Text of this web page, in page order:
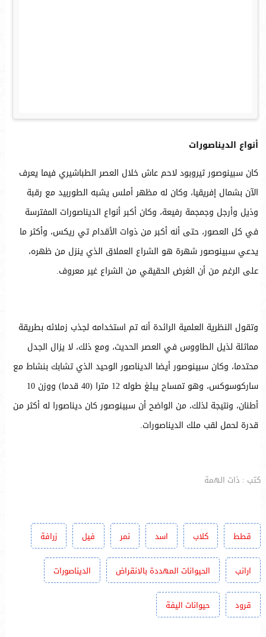
أنواع الديناصورات
كان سبينوصور ثيروبود لاحم عاش خلال العصر الطباشيري فيما يعرف
الآن بشمال إفريقيا، وكان له مظهر أملس يشبه الطوربيد مع رقبة
وذيل وأرجل وجمجمة رفيعة، وكان أكبر أنواع الديناصورات المفترسة
في كل العصور، حتى أنه أكبر من ذوات الأقدام تي ريكس، وأكثر ما
يدعي سبينوصور شهرة هو الشراع العملاق الذي ينزل من ظهره،
على الرغم من أن الغرض الحقيقي من الشراع غير معروف.
وتقول النظرية العلمية الرائدة أنه تم استخدامه لجذب زملائه بطريقة
مماثلة لذيل الطاووس في العصر الحديث، ومع ذلك، لا يزال الجدل
محتدما، وكان سبينوصور أيضا الديناصور الوحيد الذي تشابك بنشاط مع
ساركوسوكس، وهو تمساح يبلغ طوله 12 مترا (40 قدما) ووزن 10
أطنان، ونتيجة لذلك، من الواضح أن سبينوصور كان ديناصورا له أكثر من
قدرة لحمل لقب ملك الديناصورات.
كتب : ذات الهمة
قطط كلاب اسد نمر فيل زرافة
ارانب الحيوانات المهددة بالانقراض الديناصورات
قرود حيوانات اليفة